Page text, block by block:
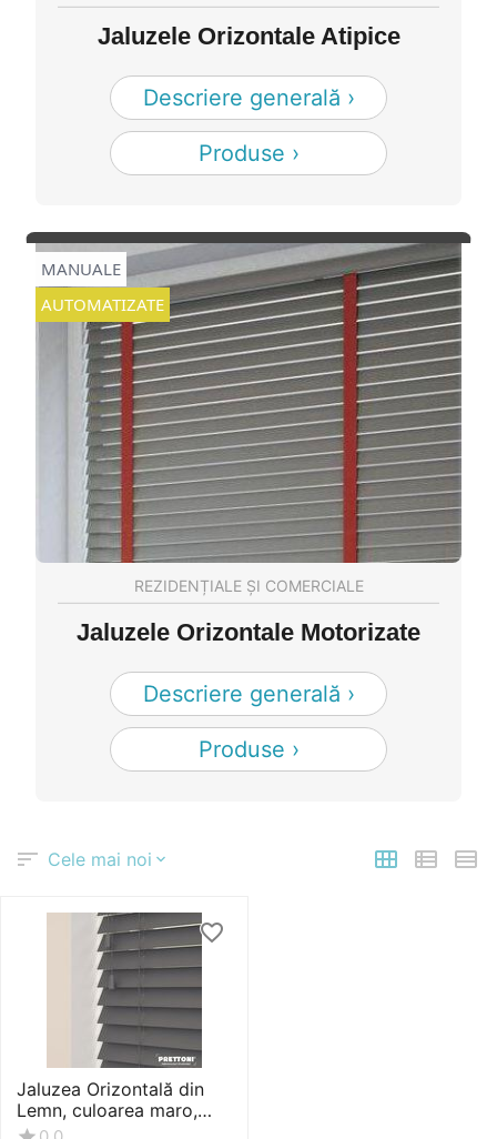
Jaluzele Orizontale Atipice
Descriere generală ›
Produse ›
MANUALE
AUTOMATIZATE
REZIDENȚIALE ȘI COMERCIALE
Jaluzele Orizontale Motorizate
Descriere generală ›
Produse ›
Cele mai noi
Jaluzea Orizontală din
Lemn, culoarea maro,
fabricată pe măsură